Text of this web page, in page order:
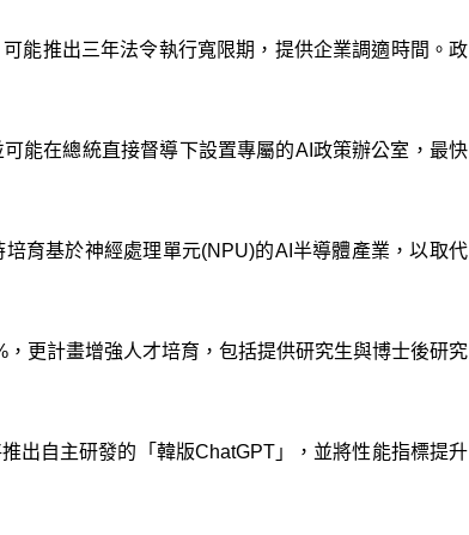
能推出三年法令執行寬限期，提供企業調適時間。政
能在總統直接督導下設置專屬的AI政策辦公室，最快
育基於神經處理單元(NPU)的AI半導體產業，以取代
更計畫增強人才培育，包括提供研究生與博士後研究
出自主研發的「韓版ChatGPT」，並將性能指標提升